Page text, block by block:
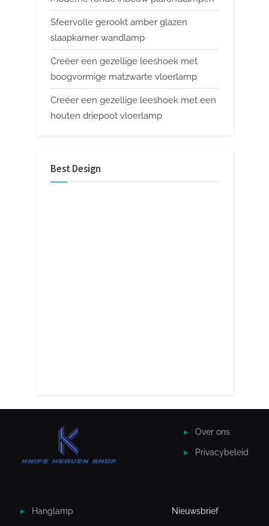
Sfeervolle gerookt amber glazen
slaapkamer wandlamp
Creëer een gezellige leeshoek met
boogvormige matzwarte vloerlamp
Creëer een gezellige leeshoek met een
houten driepoot vloerlamp
Best Design
Over ons
Privacybeleid
Hanglamp Nieuwsbrief